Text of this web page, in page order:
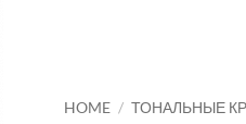
HOME / ТОНАЛЬНЫЕ